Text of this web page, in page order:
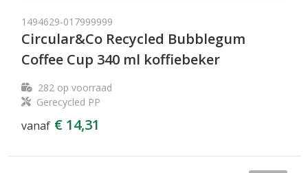
1494629-017999999
Circular&Co Recycled Bubblegum
Coffee Cup 340 ml koffiebeker
282op voorraad
Gerecycled PP
vanaf € 14,31